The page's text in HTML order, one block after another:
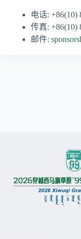
电话: +86(10)
传真: +86(10)
邮件: